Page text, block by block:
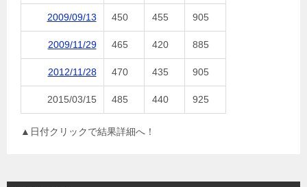
2009/09/13 450 455 905
2009/11/29 465 420 885
2012/11/28 470 435 905
2015/03/15 485 440 925
▲日付クリックで結果詳細へ！